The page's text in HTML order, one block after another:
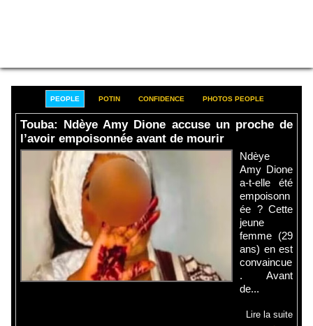
PEOPLE POTIN CONFIDENCE PHOTOS PEOPLE
Touba: Ndèye Amy Dione accuse un proche de
l’avoir empoisonnée avant de mourir
Ndèye
Amy Dione
a-t-elle été
empoisonn
ée ? Cette
jeune
femme (29
ans) en est
convaincue
. Avant
de...
Lire la suite